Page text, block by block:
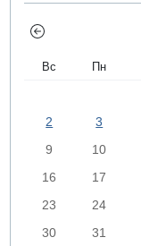
Вс Пн
2
3
9
10
16
17
23
24
30
31